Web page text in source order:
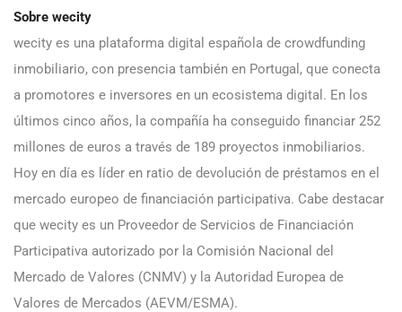
Sobre wecity
wecity es una plataforma digital española de crowdfunding
inmobiliario, con presencia también en Portugal, que conecta
a promotores e inversores en un ecosistema digital. En los
últimos cinco años, la compañía ha conseguido financiar 252
millones de euros a través de 189 proyectos inmobiliarios.
Hoy en día es líder en ratio de devolución de préstamos en el
mercado europeo de financiación participativa. Cabe destacar
que wecity es un Proveedor de Servicios de Financiación
Participativa autorizado por la Comisión Nacional del
Mercado de Valores (CNMV) y la Autoridad Europea de
Valores de Mercados (AEVM/ESMA).